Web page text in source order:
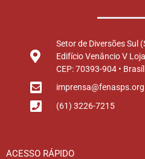
Setor de Diversões Sul
Edifício Venâncio V
CEP: 70393-904 •
(61) 3226-7215
ACESSO RÁPIDO